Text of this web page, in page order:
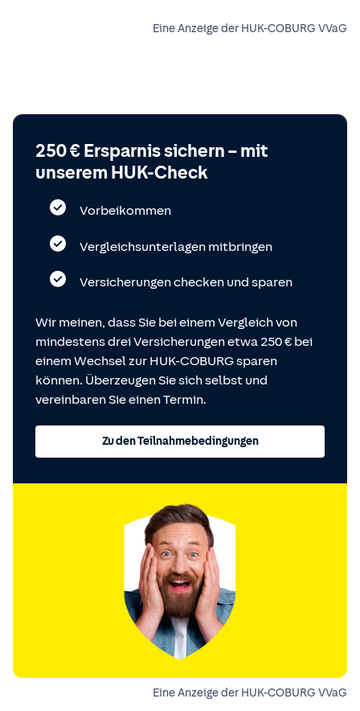
Eine Anzeige der HUK-COBURG VVaG
250 € Ersparnis sichern – mit
unserem HUK-Check
Vorbeikommen
Vergleichsunterlagen mitbringen
Versicherungen checken und sparen
Wir meinen, dass Sie bei einem Vergleich von
mindestens drei Versicherungen etwa 250 € bei
einem Wechsel zur HUK-COBURG sparen
können. Überzeugen Sie sich selbst und
vereinbaren Sie einen Termin.
Zu den Teilnahmebedingungen
Eine Anzeige der HUK-COBURG VVaG